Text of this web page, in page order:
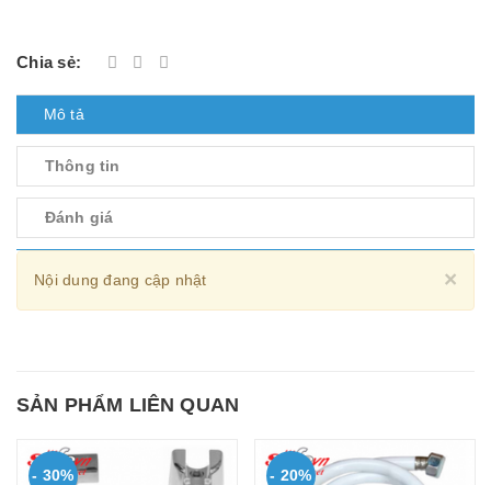
Chia sẻ:
Mô tả
Thông tin
Đánh giá
×
Nội dung đang cập nhật
SẢN PHẨM LIÊN QUAN
- 30% - 20%